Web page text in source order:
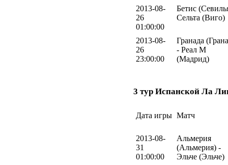
2013-08-
26
01:00:00
Бетис
Сельта (Виго)
2013-08-
26
23:00:00
Гранада
- Реал М
(Мадрид)
3 тур Испанской Ла
Дата игры Матч
2013-08-
31
01:00:00
Альмерия
(Альмерия) -
Эльче (Эльче)